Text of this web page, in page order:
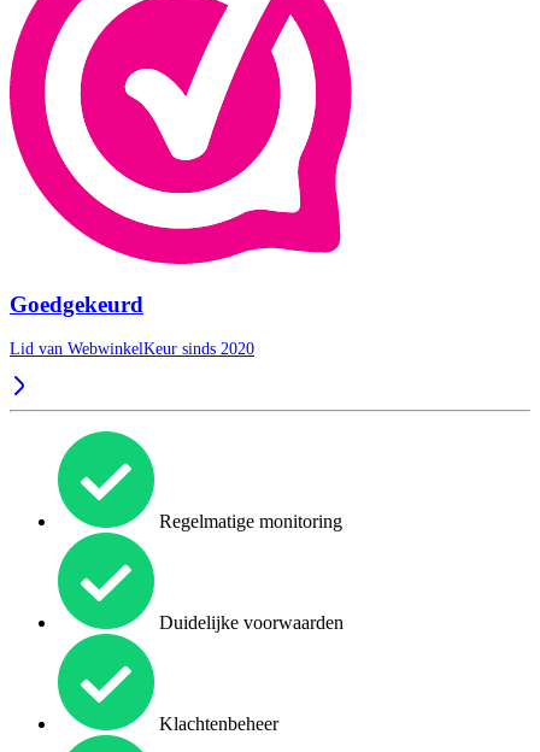
Goedgekeurd
Lid van WebwinkelKeur sinds 2020
Regelmatige monitoring
Duidelijke voorwaarden
Klachtenbeheer